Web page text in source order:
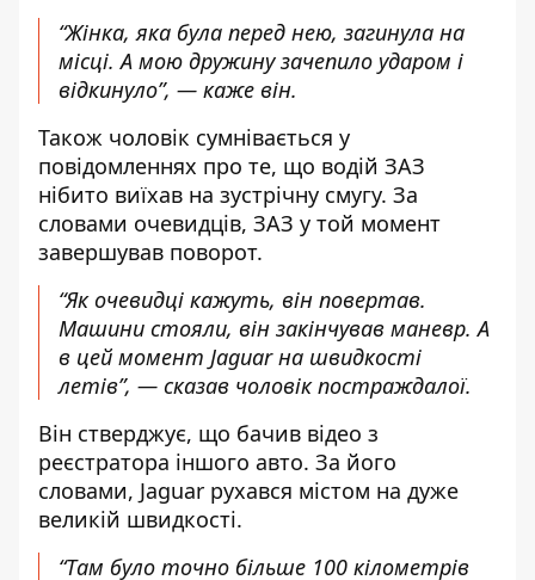
“Жінка, яка була перед нею, загинула на
місці. А мою дружину зачепило ударом і
відкинуло”, — каже він.
Також чоловік сумнівається у
повідомленнях про те, що водій ЗАЗ
нібито виїхав на зустрічну смугу. За
словами очевидців, ЗАЗ у той момент
завершував поворот.
“Як очевидці кажуть, він повертав.
Машини стояли, він закінчував маневр. А
в цей момент Jaguar на швидкості
летів”, — сказав чоловік постраждалої.
Він стверджує, що бачив відео з
реєстратора іншого авто. За його
словами, Jaguar рухався містом на дуже
великій швидкості.
“Там було точно більше 100 кілометрів